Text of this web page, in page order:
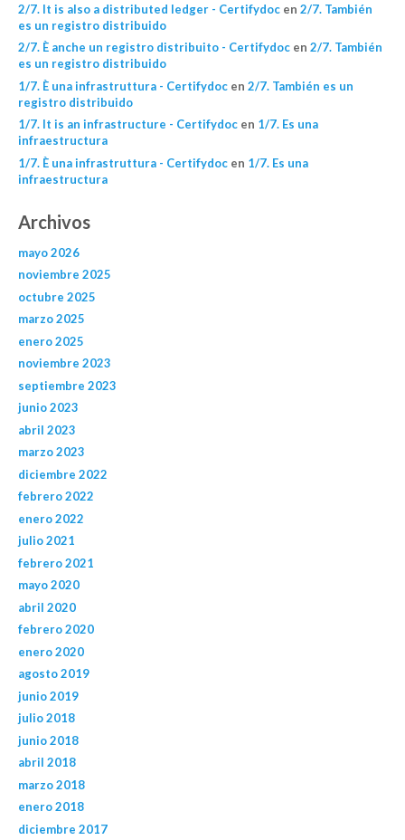
2/7. It is also a distributed ledger - Certifydocen 2/7. También
es un registro distribuido
2/7. È anche un registro distribuito - Certifydocen 2/7. También
es un registro distribuido
1/7. È una infrastruttura - Certifydocen 2/7. También es un
registro distribuido
1/7. It is an infrastructure - Certifydocen 1/7. Es una
infraestructura
1/7. È una infrastruttura - Certifydocen 1/7. Es una
infraestructura
Archivos
mayo 2026
noviembre 2025
octubre 2025
marzo 2025
enero 2025
noviembre 2023
septiembre 2023
junio 2023
abril 2023
marzo 2023
diciembre 2022
febrero 2022
enero 2022
julio 2021
febrero 2021
mayo 2020
abril 2020
febrero 2020
enero 2020
agosto 2019
junio 2019
julio 2018
junio 2018
abril 2018
marzo 2018
enero 2018
diciembre 2017